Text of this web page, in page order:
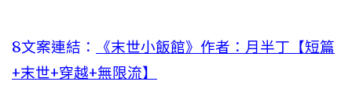
8文案連結：
《末世小飯館》作者：月半丁【短篇
+末世+穿越+無限流】